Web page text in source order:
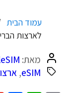
עמוד הבית
לארצות
המחבר
הפוסט
מאת:
eSIM
,